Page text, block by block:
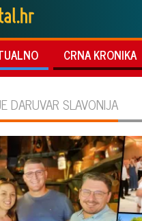
CRNA KRONIKA
DARUVAR SLAVONIJA